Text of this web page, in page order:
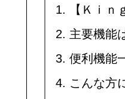
【Ｋｉｎ
主要機能
便利機能
こんな方